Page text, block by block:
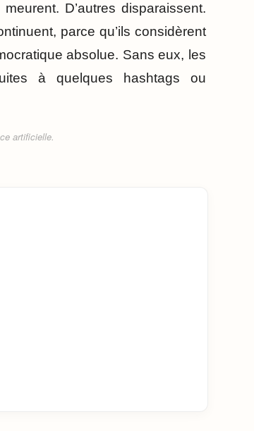
D’autres disparaissent.
parce qu’ils considèrent
absolue. Sans eux, les
à quelques hashtags ou
artificielle.